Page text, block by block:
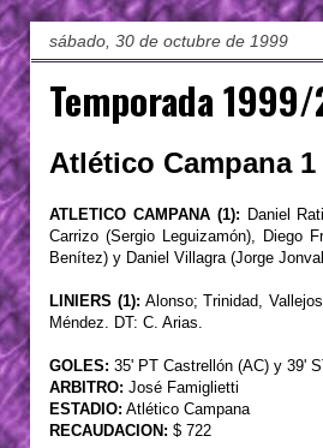
sábado, 30 de octubre de 1999
Temporada
Atlético Campana
ATLETICO CAMPANA (1): Daniel
Carrizo (Sergio Leguizamón), Diego
Benítez) y Daniel Villagra (Jorge
LINIERS (1): Alonso; Trinidad,
Méndez. DT: C. Arias.
GOLES: 35' PT Castrellón (AC) y 39'
ARBITRO: José Famiglietti
ESTADIO: Atlético Campana
RECAUDACION: $ 722